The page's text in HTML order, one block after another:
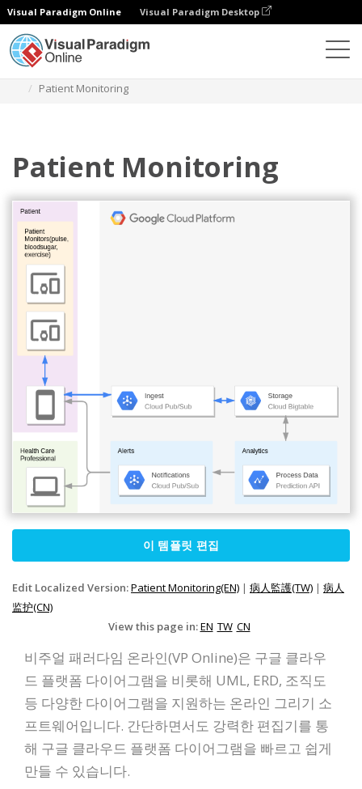
Visual Paradigm Online Visual Paradigm Desktop
Patient Monitoring
Patient Monitoring
이 템플릿 편집
Edit Localized Version:Patient Monitoring(EN) | 病人監護(TW) | 病人
监护(CN)
View this page in:EN TW CN
비주얼 패러다임 온라인(VP Online)은 구글 클라우
드 플랫폼 다이어그램을 비롯해 UML, ERD, 조직도
등 다양한 다이어그램을 지원하는 온라인 그리기 소
프트웨어입니다. 간단하면서도 강력한 편집기를 통
해 구글 클라우드 플랫폼 다이어그램을 빠르고 쉽게
만들 수 있습니다.